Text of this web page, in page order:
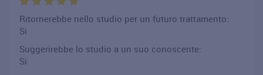
Ritornerebbe nello studio per un futuro trattamento:
Si
Suggerirebbe lo studio a un suo conoscente:
Si